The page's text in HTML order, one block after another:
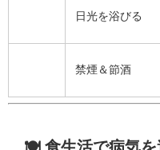
日光を浴びる
禁煙＆節酒